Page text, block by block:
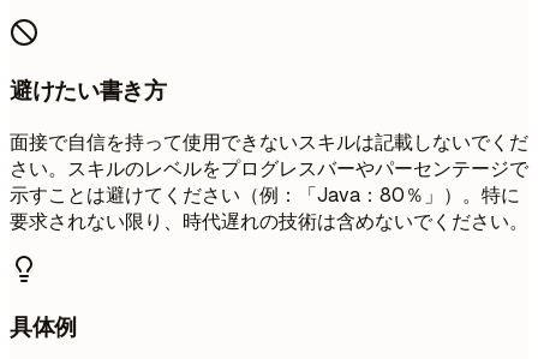
避けたい書き方
面接で自信を持って使用できないスキルは記載しないでくだ
さい。スキルのレベルをプログレスバーやパーセンテージで
示すことは避けてください（例：「Java：80％」）。特に
要求されない限り、時代遅れの技術は含めないでください。
具体例